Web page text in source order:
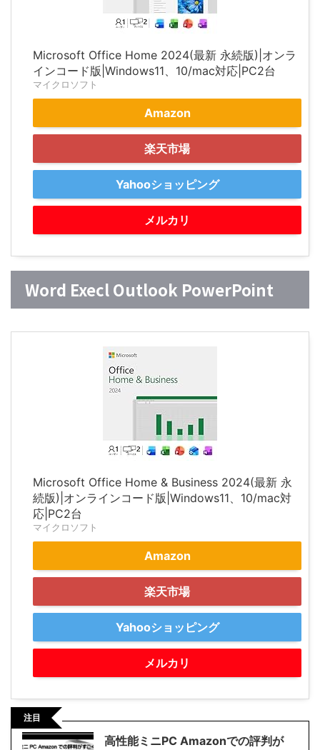
Microsoft Office Home 2024(最新 永続版)|オンラ
インコード版|Windows11、10/mac対応|PC2台
マイクロソフト
Amazon
楽天市場
Yahooショッピング
メルカリ
Word Execl Outlook PowerPoint
Microsoft Office Home & Business 2024(最新 永
続版)|オンラインコード版|Windows11、10/mac対
応|PC2台
マイクロソフト
Amazon
楽天市場
Yahooショッピング
メルカリ
注目
高性能ミニPC Amazonでの評判が